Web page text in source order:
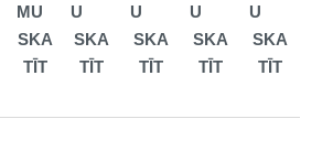
MU
SKA
TĪT
U
SKA
TĪT
U
SKA
TĪT
U
SKA
TĪT
U
SKA
TĪT